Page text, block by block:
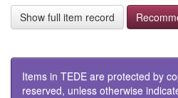
Show full item record
Items in TEDE are protected by
reserved, unless otherwise